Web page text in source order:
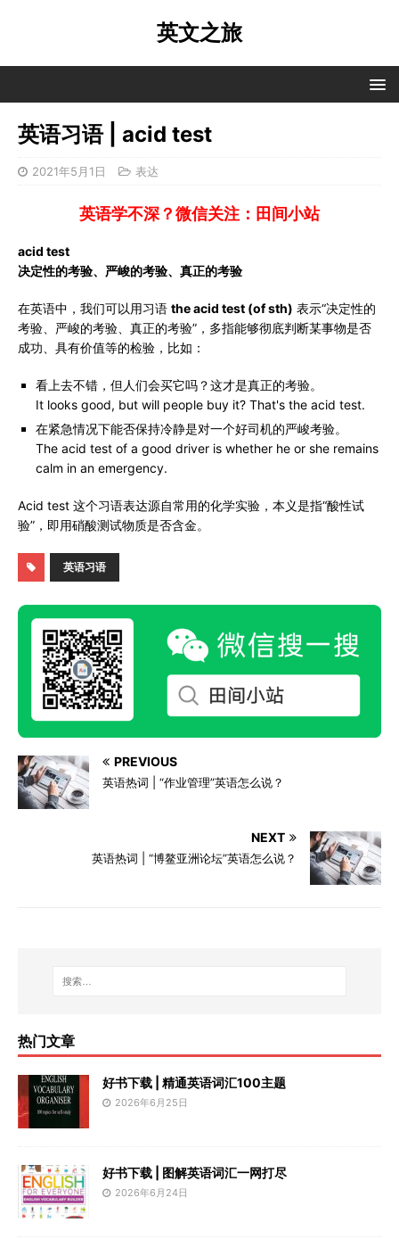
英文之旅
英语习语 | acid test
2021年5月1日 表达
英语学不深？微信关注：田间小站
acid test
决定性的考验、严峻的考验、真正的考验
在英语中，我们可以用习语 the acid test (of sth) 表示“决定性的
考验、严峻的考验、真正的考验”，多指能够彻底判断某事物是否
成功、具有价值等的检验，比如：
看上去不错，但人们会买它吗？这才是真正的考验。
It looks good, but will people buy it? That's the acid test.
在紧急情况下能否保持冷静是对一个好司机的严峻考验。
The acid test of a good driver is whether he or she remains
calm in an emergency.
Acid test 这个习语表达源自常用的化学实验，本义是指“酸性试
验”，即用硝酸测试物质是否含金。
英语习语
PREVIOUS
英语热词 | “作业管理”英语怎么说？
NEXT
英语热词 | “博鳌亚洲论坛”英语怎么说？
热门文章
好书下载 | 精通英语词汇100主题
2026年6月25日
好书下载 | 图解英语词汇一网打尽
2026年6月24日